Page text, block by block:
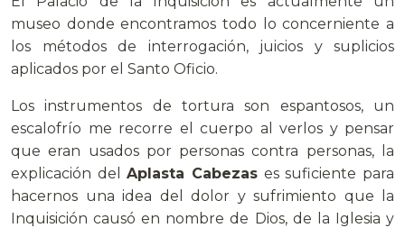
museo donde encontramos todo lo concerniente a
los métodos de interrogación, juicios y suplicios
aplicados por el Santo Oficio.
Los instrumentos de tortura son espantosos, un
escalofrío me recorre el cuerpo al verlos y pensar
que eran usados por personas contra personas, la
explicación delAplasta Cabezas es suficiente para
hacernos una idea del dolor y sufrimiento que la
Inquisición causó en nombre de Dios, de la Iglesia y